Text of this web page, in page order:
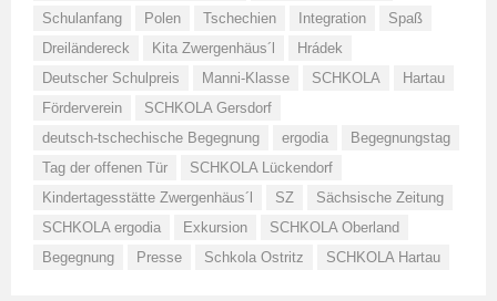
Schulanfang
Polen Tschechien Integration
Spaß
Dreiländereck
Kita Zwergenhäus´l
Hrádek
Deutscher Schulpreis
Manni-Klasse SCHKOLA
Hartau
Förderverein
SCHKOLA Gersdorf
deutsch-tschechische Begegnung
ergodia
Begegnungstag
Tag der offenen Tür
SCHKOLA Lückendorf
Kindertagesstätte Zwergenhäus´l
SZ
Sächsische Zeitung
SCHKOLA ergodia
Exkursion
SCHKOLA Oberland
Begegnung
Presse Schkola Ostritz SCHKOLA Hartau